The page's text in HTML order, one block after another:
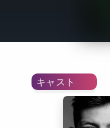
キャスト